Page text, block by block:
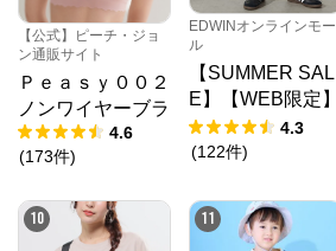
【公式】ピーチ・ジョ
ン通販サイト
Ｐｅａｓｙ００２
ノンワイヤーブラ
4.6
(173件)
EDWINオンラインモー
ル
【SUMMER SAL
E】【WEB限定】
STEPMARK ルー
ズペインターパン
4.3
(122件)
10 11